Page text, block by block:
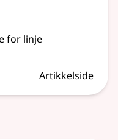
for linje
Artikkelside